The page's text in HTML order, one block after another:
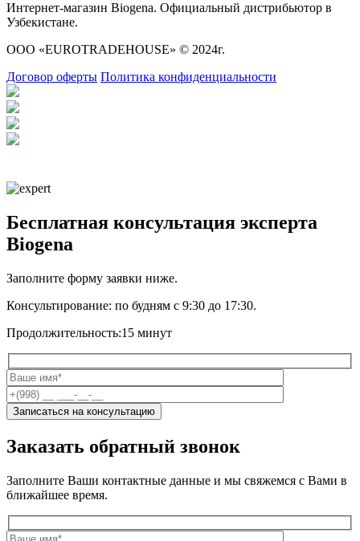
Интернет-магазин Biogena. Официальный дистрибьютор в
Узбекистане.
ООО «EUROTRADEHOUSE» © 2024г.
Договор оферты Политика конфиденциальности
Бесплатная консультация эксперта
Biogena
Заполните форму заявки ниже.
Консультирование: по будням с 9:30 до 17:30.
Продолжительность:15 минут
Заказать обратный звонок
Заполните Ваши контактные данные и мы свяжемся с Вами в
ближайшее время.